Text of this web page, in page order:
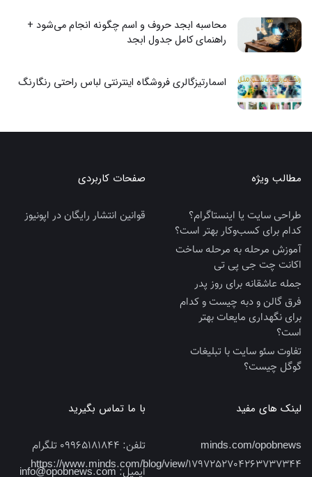
محاسبه ابجد حروف و اسم چگونه انجام می‌شود +
راهنمای کامل جدول ابجد
اسمارتیزگالری فروشگاه اینترنتی لباس راحتی رنگارنگ
مطالب ویژه
طراحی سایت یا اینستاگرام؟
کدام برای کسب‌وکار بهتر است؟
آموزش مرحله به مرحله ساخت
اکانت چت جی پی تی
جمله عاشقانه برای روز پدر
فرق گالن و دبه چیست و کدام
برای نگهداری مایعات بهتر
است؟
تفاوت سئو سایت با تبلیغات
گوگل چیست؟
صفحات کاربردی
قوانین انتشار رایگان در اپونیوز
لینک های مفید
minds.com/opobnews
https://www.minds.com/blog/view/1797252704263737344
با ما تماس بگیرید
تلفن:
ایمیل:info@opobnews.com